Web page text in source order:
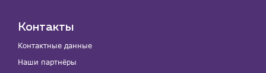
Контакты
Контактные данные
Наши партнёры